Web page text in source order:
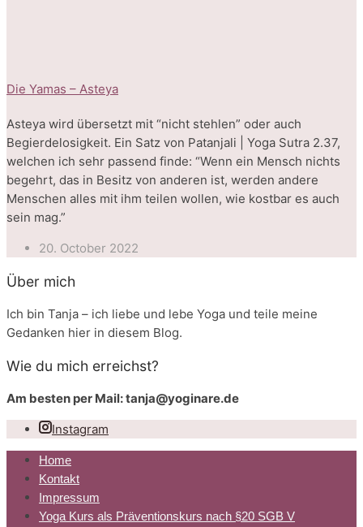
Die Yamas – Asteya
Asteya wird übersetzt mit “nicht stehlen” oder auch
Begierdelosigkeit. Ein Satz von Patanjali | Yoga Sutra 2.37,
welchen ich sehr passend finde: “Wenn ein Mensch nichts
begehrt, das in Besitz von anderen ist, werden andere
Menschen alles mit ihm teilen wollen, wie kostbar es auch
sein mag.”
20. October 2022
Über mich
Ich bin Tanja – ich liebe und lebe Yoga und teile meine
Gedanken hier in diesem Blog.
Wie du mich erreichst?
Am besten per Mail: tanja@yoginare.de
Instagram
Home
Kontakt
Impressum
Yoga Kurs als Präventionskurs nach §20 SGB V